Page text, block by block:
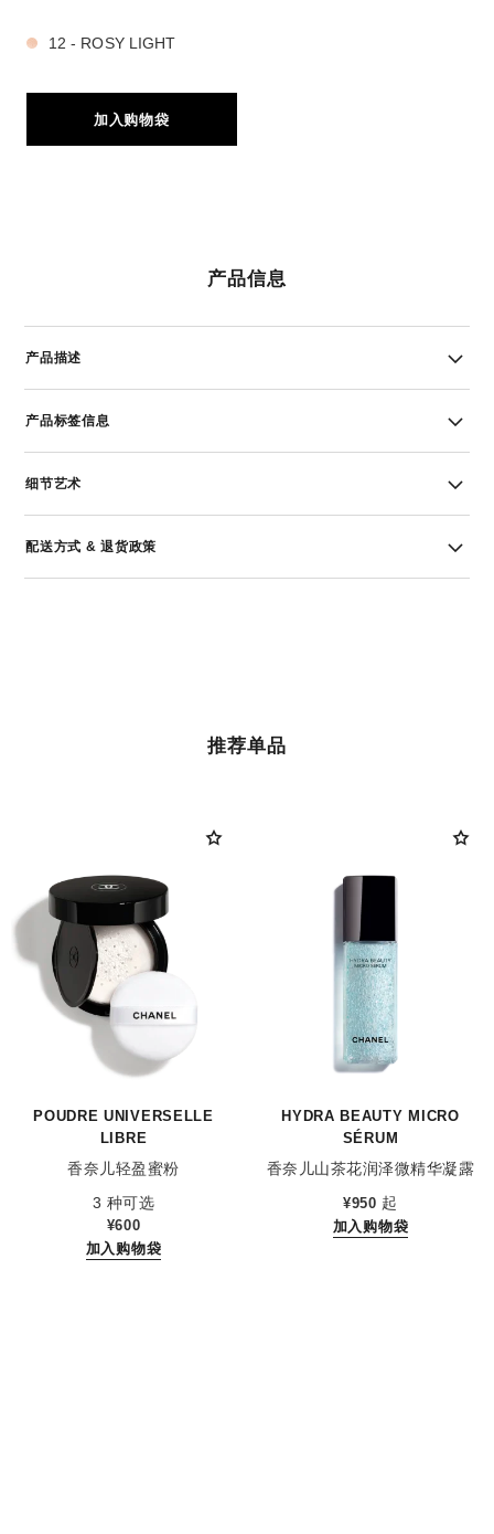
12 - ROSY LIGHT
加入购物袋
产品信息
产品描述
产品标签信息
细节艺术
配送方式 & 退货政策
推荐单品
POUDRE UNIVERSELLE
LIBRE
香奈儿轻盈蜜粉
参考编号 132712
3 种可选
¥600
加入购物袋
HYDRA BEAUTY MICRO
SÉRUM
香奈儿山茶花润泽微精华凝露
¥950 起
加入购物袋